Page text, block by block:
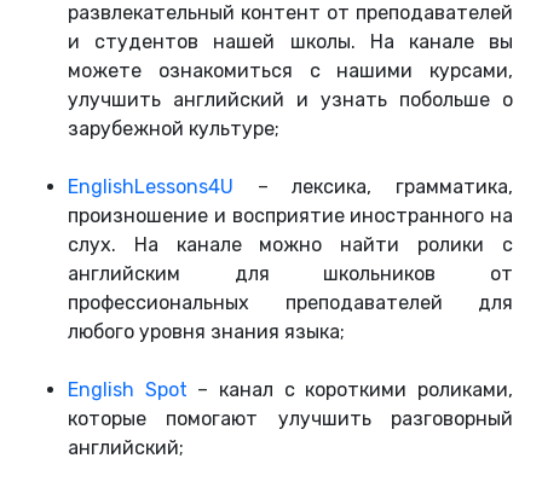
развлекательный контент от преподавателей
и студентов нашей школы. На канале вы
можете ознакомиться с нашими курсами,
улучшить английский и узнать побольше о
зарубежной культуре;
EnglishLessons4U – лексика, грамматика,
произношение и восприятие иностранного на
слух. На канале можно найти ролики с
английским для школьников от
профессиональных преподавателей для
любого уровня знания языка;
English Spot – канал с короткими роликами,
которые помогают улучшить разговорный
английский;